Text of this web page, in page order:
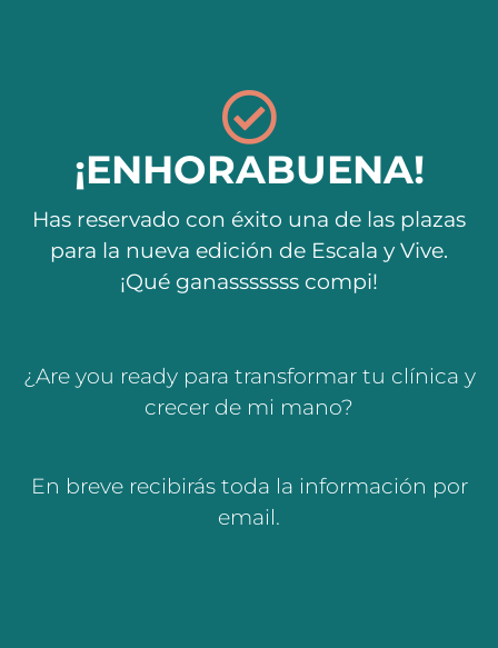
¡ENHORABUENA!
Has reservado con éxito una de las plazas
para la nueva edición de Escala y Vive.
¡Qué ganasssssss compi!
¿Are you ready para transformar tu clínica y
crecer de mi mano?
En breve recibirás toda la información por
email.